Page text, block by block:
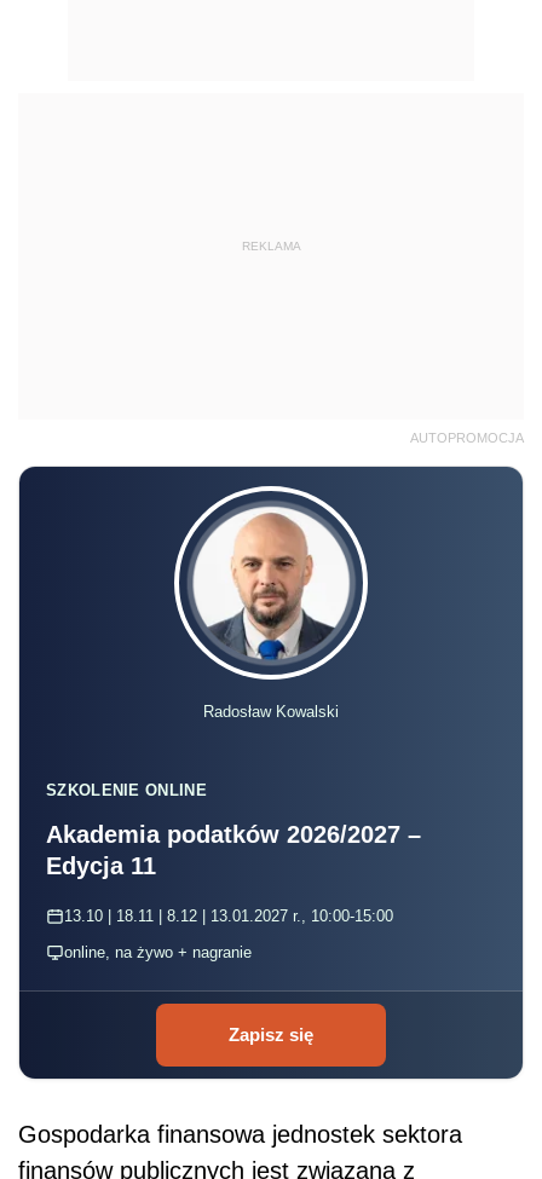
REKLAMA
AUTOPROMOCJA
Radosław Kowalski
SZKOLENIE ONLINE
Akademia podatków 2026/2027 –
Edycja 11
13.10 | 18.11 | 8.12 | 13.01.2027 r., 10:00-15:00
online, na żywo + nagranie
Zapisz się
Gospodarka finansowa jednostek sektora
finansów publicznych jest związana z